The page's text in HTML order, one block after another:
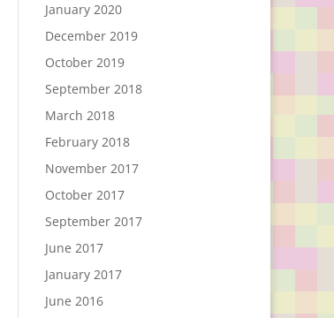
January 2020
December 2019
October 2019
September 2018
March 2018
February 2018
November 2017
October 2017
September 2017
June 2017
January 2017
June 2016